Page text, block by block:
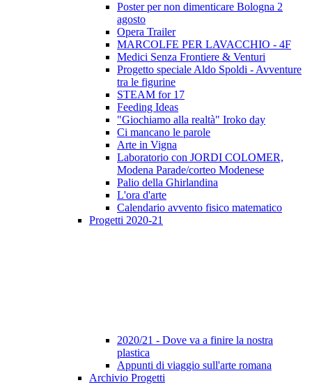
Poster per non dimenticare Bologna 2
agosto
Opera Trailer
MARCOLFE PER LAVACCHIO - 4F
Medici Senza Frontiere & Venturi
Progetto speciale Aldo Spoldi - Avventure
tra le figurine
STEAM for 17
Feeding Ideas
"Giochiamo alla realtà" Iroko day
Ci mancano le parole
Arte in Vigna
Laboratorio con JORDI COLOMER,
Modena Parade/corteo Modenese
Palio della Ghirlandina
L'ora d'arte
Calendario avvento fisico matematico
Progetti 2020-21
2020/21 - Dove va a finire la nostra
plastica
Appunti di viaggio sull'arte romana
Archivio Progetti